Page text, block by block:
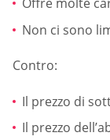
Non ci sono
Contro:
Il prezzo di
Il prezzo